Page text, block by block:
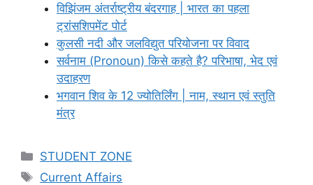
विझिंजम अंतर्राष्ट्रीय बंदरगाह | भारत का पहला
ट्रांसशिपमेंट पोर्ट
कुलसी नदी और जलविद्युत परियोजना पर विवाद
सर्वनाम (Pronoun) किसे कहते है? परिभाषा, भेद एवं
उदाहरण
भगवान शिव के 12 ज्योतिर्लिंग | नाम, स्थान एवं स्तुति
मंत्र
Categories
STUDENT ZONE
Tags
Current Affairs